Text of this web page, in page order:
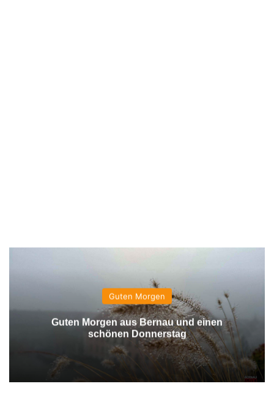
Guten Morgen
Guten Morgen aus Bernau und einen
schönen Donnerstag